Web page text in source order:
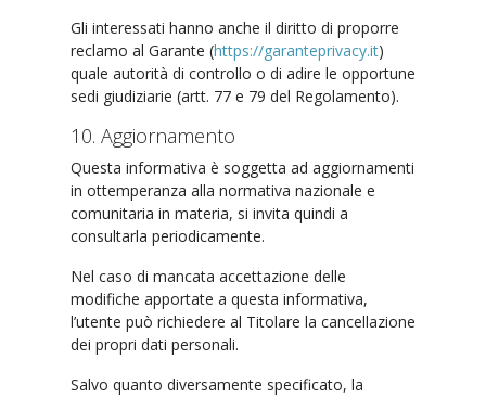
Gli interessati hanno anche il diritto di proporre
reclamo al Garante (https://garanteprivacy.it)
quale autorità di controllo o di adire le opportune
sedi giudiziarie (artt. 77 e 79 del Regolamento).
10. Aggiornamento
Questa informativa è soggetta ad aggiornamenti
in ottemperanza alla normativa nazionale e
comunitaria in materia, si invita quindi a
consultarla periodicamente.
Nel caso di mancata accettazione delle
modifiche apportate a questa informativa,
l’utente può richiedere al Titolare la cancellazione
dei propri dati personali.
Salvo quanto diversamente specificato, la